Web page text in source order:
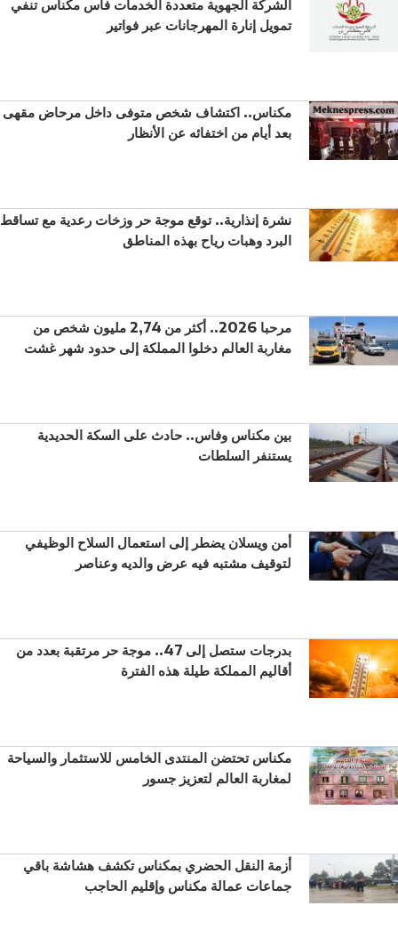
الشركة الجهوية متعددة الخدمات فاس مكناس تنفي
تمويل إنارة المهرجانات عبر فواتير
مكناس.. اكتشاف شخص متوفى داخل مرحاض مقهى
بعد أيام من اختفائه عن الأنظار
نشرة إنذارية.. توقع موجة حر وزخات رعدية مع تساقط
البرد وهبات رياح بهذه المناطق
مرحبا 2026.. أكثر من 2,74 مليون شخص من
مغاربة العالم دخلوا المملكة إلى حدود شهر غشت
بين مكناس وفاس.. حادث على السكة الحديدية
يستنفر السلطات
أمن ويسلان يضطر إلى استعمال السلاح الوظيفي
لتوقيف مشتبه فيه عرض والديه وعناصر
بدرجات ستصل إلى 47.. موجة حر مرتقبة بعدد من
أقاليم المملكة طيلة هذه الفترة
مكناس تحتضن المنتدى الخامس للاستثمار والسياحة
لمغاربة العالم لتعزيز جسور
أزمة النقل الحضري بمكناس تكشف هشاشة باقي
جماعات عمالة مكناس وإقليم الحاجب